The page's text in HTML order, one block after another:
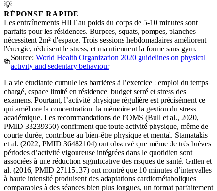
💡
RÉPONSE RAPIDE
Les entraînements HIIT au poids du corps de 5-10 minutes sont
parfaits pour les résidences. Burpees, squats, pompes, planches
nécessitent 2m² d'espace. Trois sessions hebdomadaires améliorent
l'énergie, réduisent le stress, et maintiennent la forme sans gym.
📚Source: World Health Organization 2020 guidelines on physical
activity and sedentary behaviour
La vie étudiante cumule les barrières à l’exercice : emploi du temps
chargé, espace limité en résidence, budget serré et stress des
examens. Pourtant, l’activité physique régulière est précisément ce
qui améliore la concentration, la mémoire et la gestion du stress
académique. Les recommandations de l’OMS (Bull et al., 2020,
PMID 33239350) confirment que toute activité physique, même de
courte durée, contribue au bien-être physique et mental. Stamatakis
et al. (2022, PMID 36482104) ont observé que même de très brèves
périodes d’activité vigoureuse intégrées dans le quotidien sont
associées à une réduction significative des risques de santé. Gillen et
al. (2016, PMID 27115137) ont montré que 10 minutes d’intervalles
à haute intensité produisent des adaptations cardiométaboliques
comparables à des séances bien plus longues, un format parfaitement